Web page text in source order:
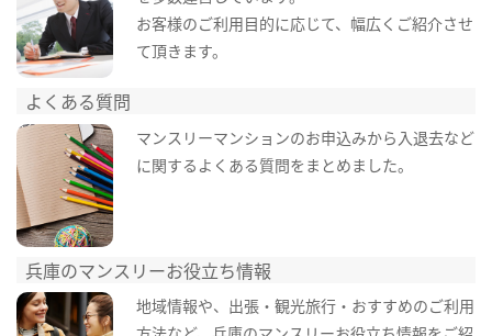
お客様のご利用目的に応じて、幅広くご紹介させ
て頂きます。
よくある質問
マンスリーマンションのお申込みから入退去など
に関するよくある質問をまとめました。
兵庫のマンスリーお役立ち情報
地域情報や、出張・観光旅行・おすすめのご利用